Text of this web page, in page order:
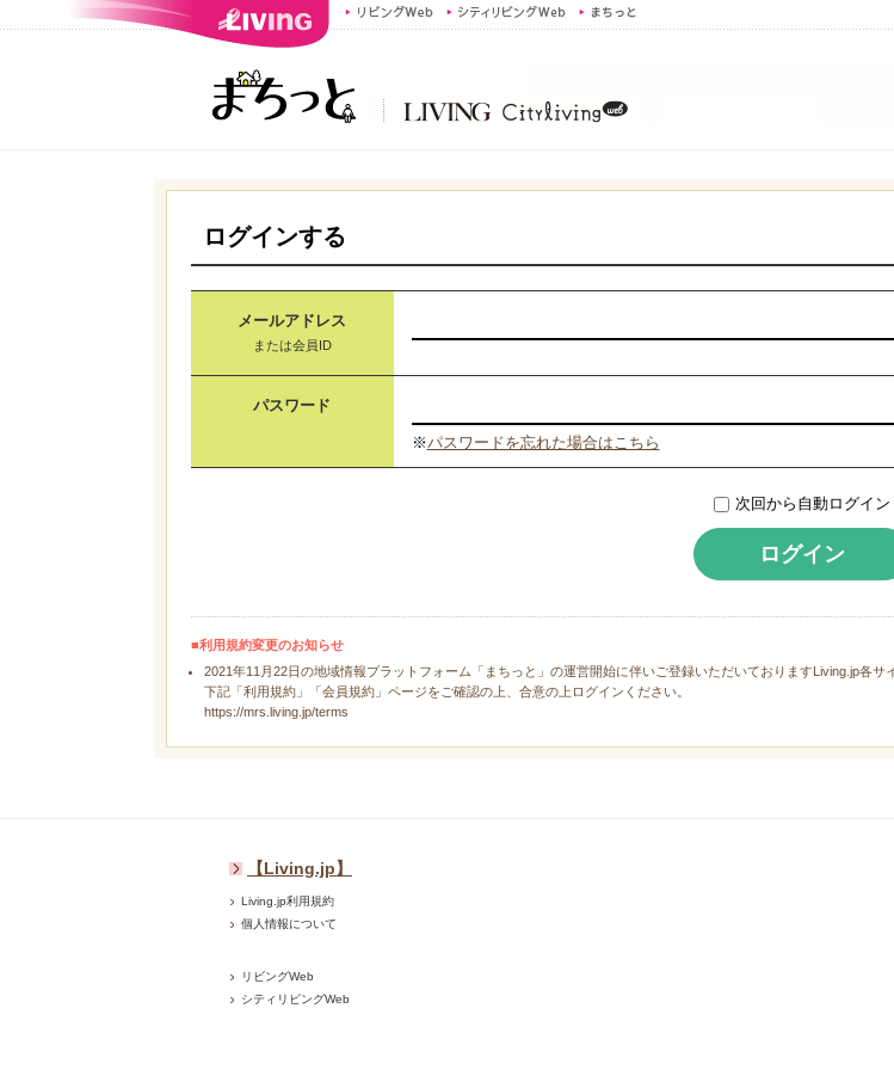
ログインする
メールアドレス
または会員ID
パスワード
※パスワードを忘れた場合はこちら
次回から自動ログイン
ログイン
■利用規約変更のお知らせ
2021年11月22日の地域情報プラットフォーム「まちっと」の運営開始に伴いご登録いただいておりますLiving.jp各
下記「利用規約」「会員規約」ページをご確認の上、合意の上ログインください。
https://mrs.living.jp/terms
【Living.jp】
Living.jp利用規約
個人情報について
リビングWeb
シティリビングWeb